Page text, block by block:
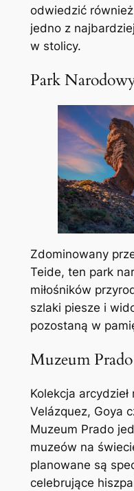
odwiedzić
jedno z
w stolicy.
Park
Zdominowany
Teide, ten park
miłośników
szlaki piesze i
pozostaną w
Muzeum
Kolekcja
Velázquez, Goya
Muzeum Prado
muzeów na
planowane są
celebrujące